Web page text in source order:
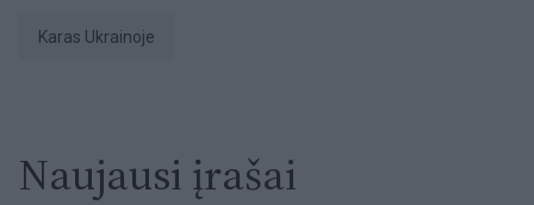
karas Ukrainoje
Naujausi įrašai